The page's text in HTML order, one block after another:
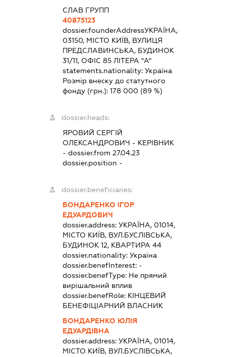
СЛАВ ГРУПП
40875123
dossier.founderAddressУКРАЇНА,
03150, МІСТО КИЇВ, ВУЛИЦЯ
ПРЕДСЛАВИНСЬКА, БУДИНОК
31/11, ОФІС 85 ЛІТЕРА "А"
statements.nationality:Україна
Розмір внеску до статутного
фонду (грн.):178 000 (89 %)
dossier.heads:
ЯРОВИЙ СЕРГІЙ
ОЛЕКСАНДРОВИЧ - КЕРІВНИК
- dossier.from 27.04.23
dossier.position -
dossier.beneficiaries:
БОНДАРЕНКО ІГОР
ЕДУАРДОВИЧ
dossier.address:УКРАЇНА, 01014,
МІСТО КИЇВ, ВУЛ.БУСЛІВСЬКА,
БУДИНОК 12, КВАРТИРА 44
dossier.nationality:Україна
dossier.benefInterest: -
dossier.benefType: Не прямий
вирішальний вплив
dossier.benefRole: КІНЦЕВИЙ
БЕНЕФІЦІАРНИЙ ВЛАСНИК
БОНДАРЕНКО ЮЛІЯ
ЕДУАРДІВНА
dossier.address:УКРАЇНА, 01014,
МІСТО КИЇВ, ВУЛ.БУСЛІВСЬКА,